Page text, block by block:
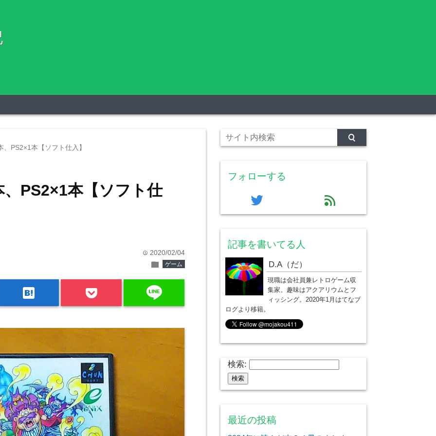
、PS2×1本【ソフト仕入】
、PS2×1本【ソフト仕
time 2020/02/04
folder ゲーム
hatenabookmark line
フォローする
twitter feed
記事を書いてる人
D.A（だ）
現職は会社員兼レトロゲーム収
集家。趣味はアクアリウムとフ
ィッシング。2020年1月はてなブ
ログより移籍。
検索:
最近の投稿